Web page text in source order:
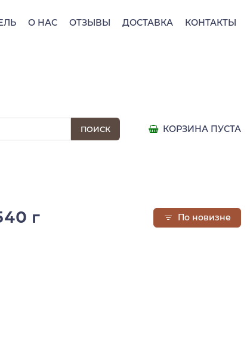
О НАС ОТЗЫВЫ ДОСТАВКА КОНТАКТЫ
КОРЗИНА ПУСТА
г
По новизне